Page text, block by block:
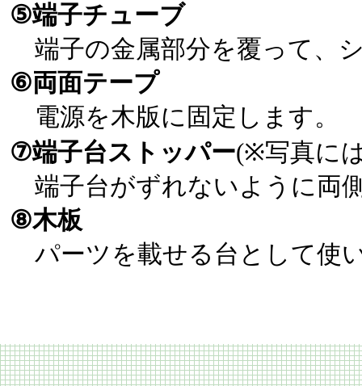
⑤端子チューブ
端子の金属部分を覆って、
⑥両面テープ
電源を木版に固定します。
⑦端子台ストッパー(※写真に
端子台がずれないように両
⑧木板
パーツを載せる台として使